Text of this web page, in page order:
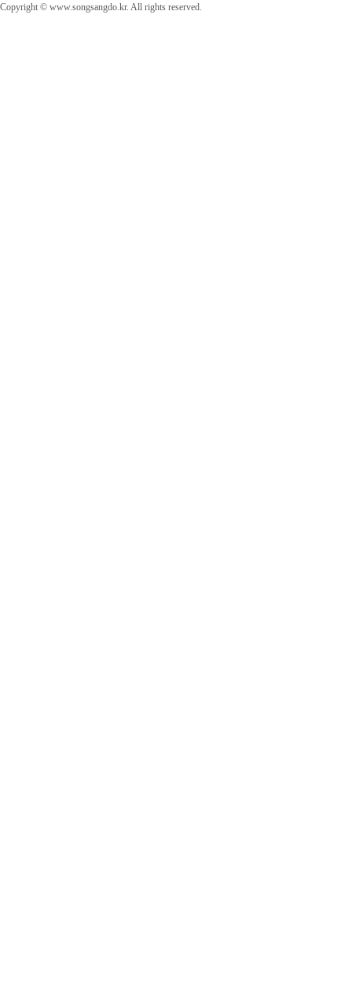
Copyright © www.songsangdo.kr. All rights reserved.